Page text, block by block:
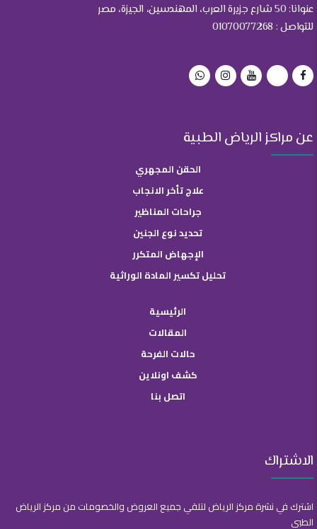
عنوانا: 50 شارع جزيرة العرب، المهندسين، الجيزة، مصر
للتواصل : 01070077268
عن مراكز الرياض الطبية
الحقن المجهري
علاج تأخر الانجاب
جراحات المناظير
تحديد نوع الجنين
الإجهاض المتكرر
تحليل تكسير المادة الوراثية
الرئيسية
المقالات
حالات الفرحة
كشف اونلاين
اتصل بنا
الاشتراك
اشترك في نشرة مركز الرياض لتلقي جميع العروض والخصومات من مركز الرياض
الطبي